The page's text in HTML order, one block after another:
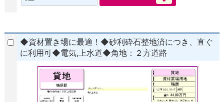
◆資材置き場に最適！◆砂利砕石整地済につき、直ぐ
に利用可◆電気,上水道◆角地：２方道路